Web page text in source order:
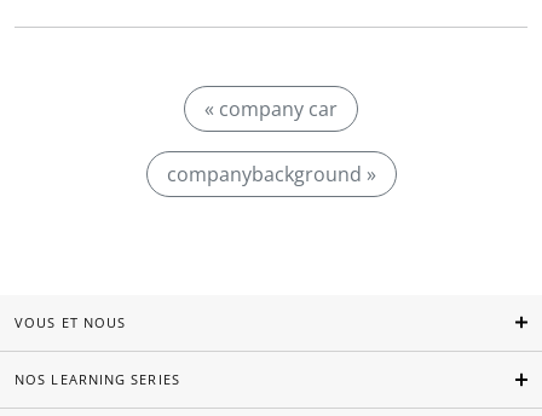
« company car
companybackground »
VOUS ET NOUS
NOS LEARNING SERIES